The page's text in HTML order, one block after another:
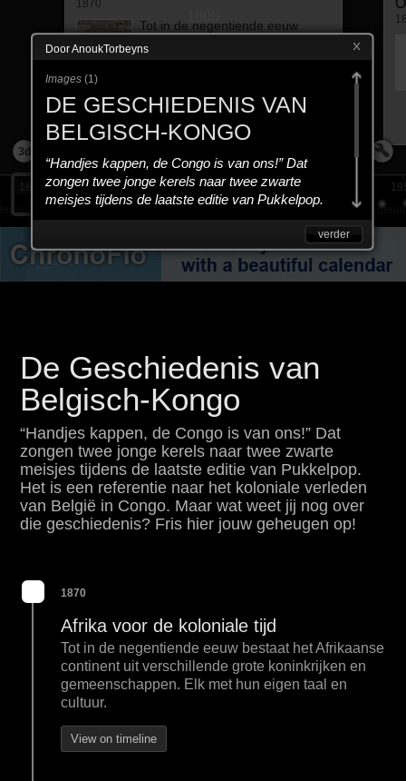
De Geschiedenis van
Belgisch-Kongo
“Handjes kappen, de Congo is van ons!” Dat
zongen twee jonge kerels naar twee zwarte
meisjes tijdens de laatste editie van Pukkelpop.
Het is een referentie naar het koloniale verleden
van België in Congo. Maar wat weet jij nog over
die geschiedenis? Fris hier jouw geheugen op!
1870
Afrika voor de koloniale tijd
Tot in de negentiende eeuw bestaat het Afrikaanse
continent uit verschillende grote koninkrijken en
gemeenschappen. Elk met hun eigen taal en
cultuur.
View on timeline
1870
Tot in de negentiende eeuw
uit verschillende grote
eigen taal en cultuur.
3d
1865 1887 1894 1898 1911
Door AnoukTorbeyns
Images (1)
DE GESCHIEDENIS VAN
BELGISCH-KONGO
“Handjes kappen, de Congo is van ons!” Dat
zongen twee jonge kerels naar twee zwarte
meisjes tijdens de laatste editie van Pukkelpop.
Het is een referentie naar het koloniale verleden
van België in Congo. Maar wat weet jij nog over
die geschiedenis? Fris hier jouw geheugen op!
verder